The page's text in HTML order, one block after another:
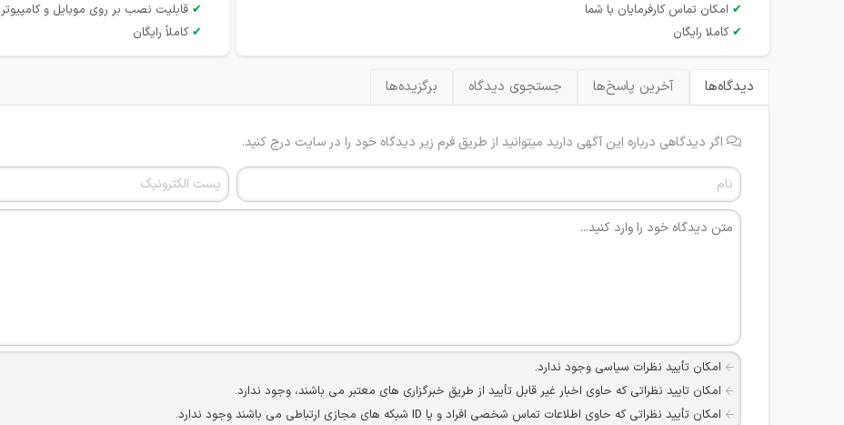
✔ امکان تماس کارفرمایان با شما
✔ کاملا رایگان
✔ قابلیت نصب بر روی موبایل و کامپیوتر
✔ کاملاً رایگان
دیدگاه‌ها آخرین پاسخ‌ها جستجوی دیدگاه برگزیده‌ها
اگر دیدگاهی درباره این آگهی دارید میتوانید از طریق فرم زیر دیدگاه خود را در سایت درج کنید.
امکان تأیید نظرات سیاسی وجود ندارد.
امکان تایید نظراتی که حاوی اخبار غیر قابل تأیید از طریق خبرگزاری های معتبر می باشند، وجود ندارد.
امکان تأیید نظراتی که حاوی اطلاعات تماس شخصی افراد و یا ID شبکه های مجازی ارتباطی می باشند وجود ندارد.